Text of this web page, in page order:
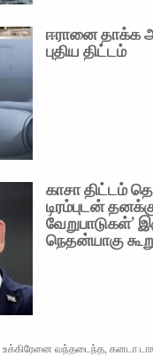
ஈரானை தாக்க
புதிய திட்டம்
காசா திட்டம்
டிரம்புடன்
வேறுபாடுகள்’
நெதன்யாகு
உக்கிரேனை வந்தடைந்த கனடா